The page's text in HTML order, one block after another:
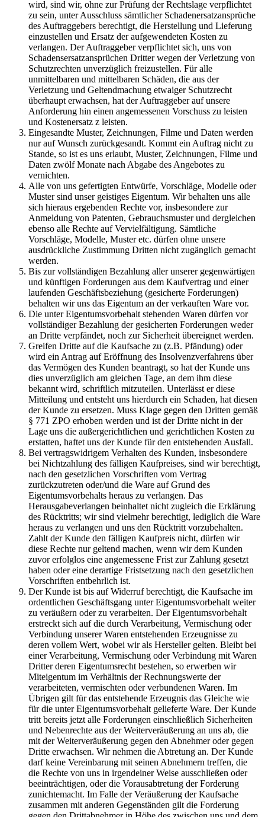
wird, sind wir, ohne zur Prüfung der Rechtslage verpflichtet
zu sein, unter Ausschluss sämtlicher Schadenersatzansprüche
des Auftraggebers berechtigt, die Herstellung und Lieferung
einzustellen und Ersatz der aufgewendeten Kosten zu
verlangen. Der Auftraggeber verpflichtet sich, uns von
Schadensersatzansprüchen Dritter wegen der Verletzung von
Schutzrechten unverzüglich freizustellen. Für alle
unmittelbaren und mittelbaren Schäden, die aus der
Verletzung und Geltendmachung etwaiger Schutzrecht
überhaupt erwachsen, hat der Auftraggeber auf unsere
Anforderung hin einen angemessenen Vorschuss zu leisten
und Kostenersatz z leisten.
Eingesandte Muster, Zeichnungen, Filme und Daten werden
nur auf Wunsch zurückgesandt. Kommt ein Auftrag nicht zu
Stande, so ist es uns erlaubt, Muster, Zeichnungen, Filme und
Daten zwölf Monate nach Abgabe des Angebotes zu
vernichten.
Alle von uns gefertigten Entwürfe, Vorschläge, Modelle oder
Muster sind unser geistiges Eigentum. Wir behalten uns alle
sich hieraus ergebenden Rechte vor, insbesondere zur
Anmeldung von Patenten, Gebrauchsmuster und dergleichen
ebenso alle Rechte auf Vervielfältigung. Sämtliche
Vorschläge, Modelle, Muster etc. dürfen ohne unsere
ausdrückliche Zustimmung Dritten nicht zugänglich gemacht
werden.
Bis zur vollständigen Bezahlung aller unserer gegenwärtigen
und künftigen Forderungen aus dem Kaufvertrag und einer
laufenden Geschäftsbeziehung (gesicherte Forderungen)
behalten wir uns das Eigentum an der verkauften Ware vor.
Die unter Eigentumsvorbehalt stehenden Waren dürfen vor
vollständiger Bezahlung der gesicherten Forderungen weder
an Dritte verpfändet, noch zur Sicherheit übereignet werden.
Greifen Dritte auf die Kaufsache zu (z.B. Pfändung) oder
wird ein Antrag auf Eröffnung des Insolvenzverfahrens über
das Vermögen des Kunden beantragt, so hat der Kunde uns
dies unverzüglich am gleichen Tage, an dem ihm diese
bekannt wird, schriftlich mitzuteilen. Unterlässt er diese
Mitteilung und entsteht uns hierdurch ein Schaden, hat diesen
der Kunde zu ersetzen. Muss Klage gegen den Dritten gemäß
§ 771 ZPO erhoben werden und ist der Dritte nicht in der
Lage uns die außergerichtlichen und gerichtlichen Kosten zu
erstatten, haftet uns der Kunde für den entstehenden Ausfall.
Bei vertragswidrigem Verhalten des Kunden, insbesondere
bei Nichtzahlung des fälligen Kaufpreises, sind wir berechtigt,
nach den gesetzlichen Vorschriften vom Vertrag
zurückzutreten oder/und die Ware auf Grund des
Eigentumsvorbehalts heraus zu verlangen. Das
Herausgabeverlangen beinhaltet nicht zugleich die Erklärung
des Rücktritts; wir sind vielmehr berechtigt, lediglich die Ware
heraus zu verlangen und uns den Rücktritt vorzubehalten.
Zahlt der Kunde den fälligen Kaufpreis nicht, dürfen wir
diese Rechte nur geltend machen, wenn wir dem Kunden
zuvor erfolglos eine angemessene Frist zur Zahlung gesetzt
haben oder eine derartige Fristsetzung nach den gesetzlichen
Vorschriften entbehrlich ist.
Der Kunde ist bis auf Widerruf berechtigt, die Kaufsache im
ordentlichen Geschäftsgang unter Eigentumsvorbehalt weiter
zu veräußern oder zu verarbeiten. Der Eigentumsvorbehalt
erstreckt sich auf die durch Verarbeitung, Vermischung oder
Verbindung unserer Waren entstehenden Erzeugnisse zu
deren vollem Wert, wobei wir als Hersteller gelten. Bleibt bei
einer Verarbeitung, Vermischung oder Verbindung mit Waren
Dritter deren Eigentumsrecht bestehen, so erwerben wir
Miteigentum im Verhältnis der Rechnungswerte der
verarbeiteten, vermischten oder verbundenen Waren. Im
Übrigen gilt für das entstehende Erzeugnis das Gleiche wie
für die unter Eigentumsvorbehalt gelieferte Ware. Der Kunde
tritt bereits jetzt alle Forderungen einschließlich Sicherheiten
und Nebenrechte aus der Weiterveräußerung an uns ab, die
mit der Weiterveräußerung gegen den Abnehmer oder gegen
Dritte erwachsen. Wir nehmen die Abtretung an. Der Kunde
darf keine Vereinbarung mit seinen Abnehmern treffen, die
die Rechte von uns in irgendeiner Weise ausschließen oder
beeinträchtigen, oder die Vorausabtretung der Forderung
zunichtemacht. Im Falle der Veräußerung der Kaufsache
zusammen mit anderen Gegenständen gilt die Forderung